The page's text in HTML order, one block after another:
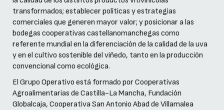
transformados; establecer políticas y estrategias
comerciales que generen mayor valor; y posicionar a las
bodegas cooperativas castellanomanchegas como
referente mundial en la diferenciación de la calidad de la uva
y en el cultivo sostenible del viñedo, tanto en la producción
convencional como ecológica.
El Grupo Operativo está formado por Cooperativas
Agroalimentarias de Castilla-La Mancha, Fundación
Globalcaja, Cooperativa San Antonio Abad de Villamalea